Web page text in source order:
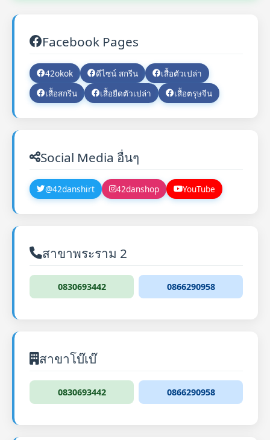
Facebook Pages
42okok ดีไซน์ สกรีน
เสื้อตัวเปล่า
เสื้อสกรีน
เสื้อยืดตัวเปล่า เสื้อตรุษจีน
Social Media อื่นๆ
@42danshirt 42danshop YouTube
สาขาพระราม 2
0830693442 0866290958
สาขาโบ๊เบ๊
0830693442 0866290958